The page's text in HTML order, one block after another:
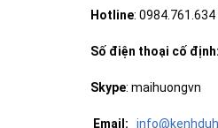
Hotline:
Số điện thoại cố định:
Skype: maihuongvn
Email: